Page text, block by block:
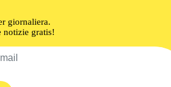
giornaliera.
notizie gratis!